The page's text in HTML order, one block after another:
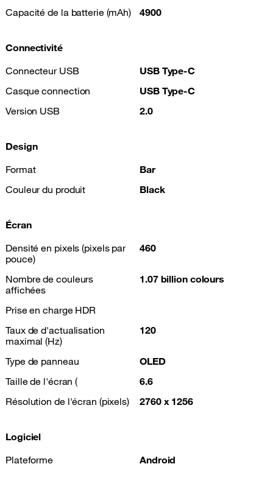
Capacité de la batterie (mAh)
4900
Connectivité
Connecteur USB
USB Type-C
Casque connection
USB Type-C
Version USB
2.0
Design
Format
Bar
Couleur du produit
Black
Écran
Densité en pixels (pixels par
pouce)
460
Nombre de couleurs
affichées
1.07 billion colours
Prise en charge HDR
Taux de d'actualisation
maximal (Hz)
120
Type de panneau
OLED
Taille de l'écran (
6.6
Résolution de l'écran (pixels)
2760 x 1256
Logiciel
Plateforme
Android